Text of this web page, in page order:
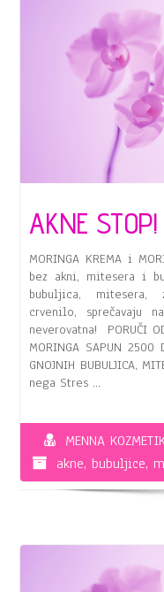
AKNE STOP!
MORINGA KREMA i
bez akni, mitesera i
bubuljica, mitesera,
crvenilo, sprečavaju
neverovatna! PORUČI
MORINGA SAPUN
GNOJNIH BUBULJICA,
nega Stres …
MENNA
akne, bubuljice,